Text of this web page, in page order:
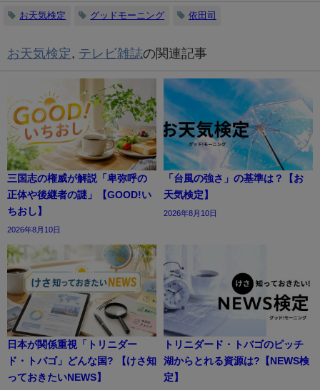
お天気検定 グッドモーニング 依田司
お天気検定 テレビ雑誌の関連記事
三国志の権威が解説「卑弥呼の
正体や後継者の謎」【GOOD!い
ちおし】
2026年8月10日
「台風の強さ」の基準は？【お
天気検定】
2026年8月10日
日本が関係重視「トリニダー
ド・トバゴ」どんな国? 【けさ知
っておきたいNEWS】
トリニダード・トバゴのピッチ
湖からとれる資源は?【NEWS検
定】